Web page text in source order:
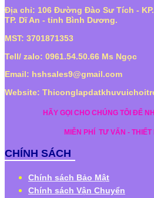
Địa chỉ: 106 Đường Đào Sư Tích - KP.
TP. Dĩ An - tỉnh Bình Dương.
MST: 3701871353
Tell/ zalo: 0961.54.50.66 Ms Ngọc
Email: hshsales9@gmail.com
Website:
HÃY GỌI CHO CHÚNG TÔI ĐỂ
MIỄN PHÍ TƯ VẤN - THIẾT
CHÍNH SÁCH
Chính sách Bảo Mật
Chính sách Vận Chuyển